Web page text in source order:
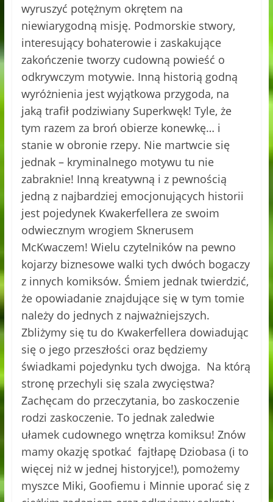
wyruszyć potężnym okrętem na
niewiarygodną misję. Podmorskie stwory,
interesujący bohaterowie i zaskakujące
zakończenie tworzy cudowną powieść o
odkrywczym motywie. Inną historią godną
wyróżnienia jest wyjątkowa przygoda, na
jaką trafił podziwiany Superkwęk! Tyle, że
tym razem za broń obierze konewkę… i
stanie w obronie rzepy. Nie martwcie się
jednak – kryminalnego motywu tu nie
zabraknie! Inną kreatywną i z pewnością
jedną z najbardziej emocjonujących historii
jest pojedynek Kwakerfellera ze swoim
odwiecznym wrogiem Sknerusem
McKwaczem! Wielu czytelników na pewno
kojarzy biznesowe walki tych dwóch bogaczy
z innych komiksów. Śmiem jednak twierdzić,
że opowiadanie znajdujące się w tym tomie
należy do jednych z najważniejszych.
Zbliżymy się tu do Kwakerfellera dowiadując
się o jego przeszłości oraz będziemy
świadkami pojedynku tych dwojga. Na którą
stronę przechyli się szala zwycięstwa?
Zachęcam do przeczytania, bo zaskoczenie
rodzi zaskoczenie. To jednak zaledwie
ułamek cudownego wnętrza komiksu! Znów
mamy okazję spotkać fajtłapę Dziobasa (i to
więcej niż w jednej historyjce!), pomożemy
myszce Miki, Goofiemu i Minnie uporać się z